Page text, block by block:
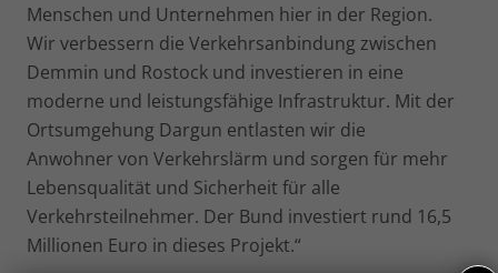
Menschen und Unternehmen hier in der Region.
Wir verbessern die Verkehrsanbindung zwischen
Demmin und Rostock und investieren in eine
moderne und leistungsfähige Infrastruktur. Mit der
Ortsumgehung Dargun entlasten wir die
Anwohner von Verkehrslärm und sorgen für mehr
Lebensqualität und Sicherheit für alle
Verkehrsteilnehmer. Der Bund investiert rund 16,5
Millionen Euro in dieses Projekt.“